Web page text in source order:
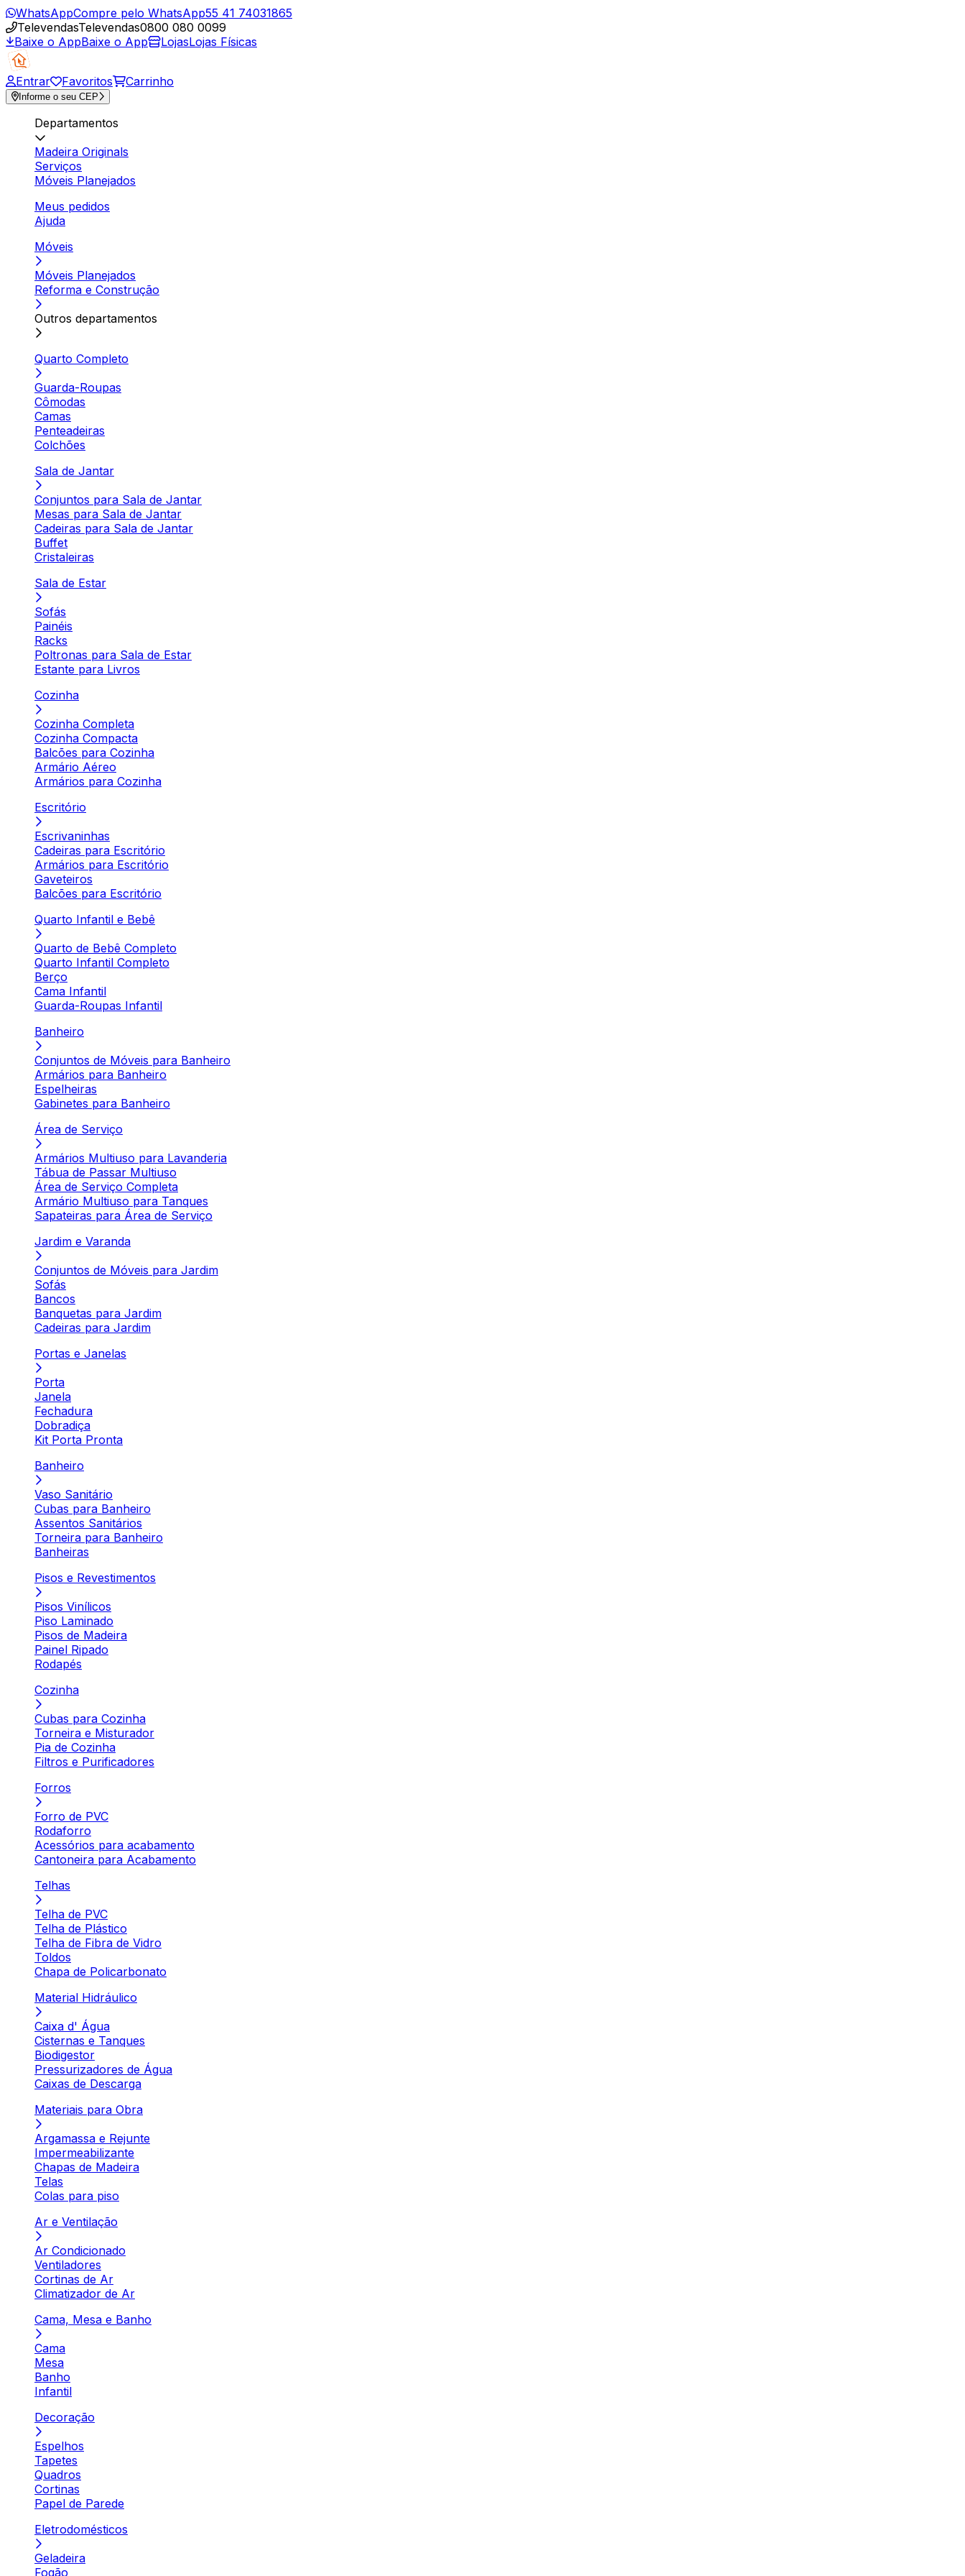
WhatsAppCompre pelo WhatsApp55 41 74031865
TelevendasTelevendas0800 080 0099
Baixe o AppBaixe o App LojasLojas Físicas
Entrar Favoritos Carrinho
Informe o seu CEP
Departamentos
Madeira Originals
Serviços
Móveis Planejados
Meus pedidos
Ajuda
Móveis
Móveis Planejados
Reforma e Construção
Outros departamentos
Quarto Completo
Guarda-Roupas
Cômodas
Camas
Penteadeiras
Colchões
Sala de Jantar
Conjuntos para Sala de Jantar
Mesas para Sala de Jantar
Cadeiras para Sala de Jantar
Buffet
Cristaleiras
Sala de Estar
Sofás
Painéis
Racks
Poltronas para Sala de Estar
Estante para Livros
Cozinha
Cozinha Completa
Cozinha Compacta
Balcões para Cozinha
Armário Aéreo
Armários para Cozinha
Escritório
Escrivaninhas
Cadeiras para Escritório
Armários para Escritório
Gaveteiros
Balcões para Escritório
Quarto Infantil e Bebê
Quarto de Bebê Completo
Quarto Infantil Completo
Berço
Cama Infantil
Guarda-Roupas Infantil
Banheiro
Conjuntos de Móveis para Banheiro
Armários para Banheiro
Espelheiras
Gabinetes para Banheiro
Área de Serviço
Armários Multiuso para Lavanderia
Tábua de Passar Multiuso
Área de Serviço Completa
Armário Multiuso para Tanques
Sapateiras para Área de Serviço
Jardim e Varanda
Conjuntos de Móveis para Jardim
Sofás
Bancos
Banquetas para Jardim
Cadeiras para Jardim
Portas e Janelas
Porta
Janela
Fechadura
Dobradiça
Kit Porta Pronta
Banheiro
Vaso Sanitário
Cubas para Banheiro
Assentos Sanitários
Torneira para Banheiro
Banheiras
Pisos e Revestimentos
Pisos Vinílicos
Piso Laminado
Pisos de Madeira
Painel Ripado
Rodapés
Cozinha
Cubas para Cozinha
Torneira e Misturador
Pia de Cozinha
Filtros e Purificadores
Forros
Forro de PVC
Rodaforro
Acessórios para acabamento
Cantoneira para Acabamento
Telhas
Telha de PVC
Telha de Plástico
Telha de Fibra de Vidro
Toldos
Chapa de Policarbonato
Material Hidráulico
Caixa d' Água
Cisternas e Tanques
Biodigestor
Pressurizadores de Água
Caixas de Descarga
Materiais para Obra
Argamassa e Rejunte
Impermeabilizante
Chapas de Madeira
Telas
Colas para piso
Ar e Ventilação
Ar Condicionado
Ventiladores
Cortinas de Ar
Climatizador de Ar
Cama, Mesa e Banho
Cama
Mesa
Banho
Infantil
Decoração
Espelhos
Tapetes
Quadros
Cortinas
Papel de Parede
Eletrodomésticos
Geladeira
Fogão